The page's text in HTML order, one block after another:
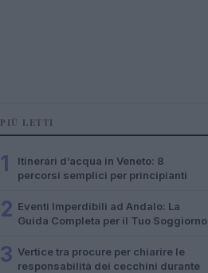
PIÙ LETTI
1
Itinerari d’acqua in Veneto: 8
percorsi semplici per principianti
2 Eventi Imperdibili ad Andalo: La
Guida Completa per il Tuo Soggiorno
3 Vertice tra procure per chiarire le
responsabilità dei cecchini durante